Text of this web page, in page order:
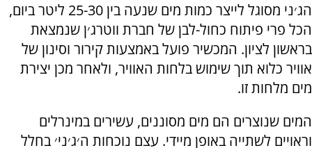
הג׳ני מסוגל לייצר כמות מים שנעה בין 25-30 ליטר ביום,
הכל פרי פיתוח כחול-לבן של חברת ווטרג׳ן שנמצאת
בראשון לציון. המכשיר פועל באמצעות קירור וסינון של
אוויר כלוא תוך שימוש בלחות האוויר, ולאחר מכן יצירת
מים מלחות זו.
המים שנוצרים הם מים מסוננים, עשירים במינרלים
וראויים לשתייה באופן מיידי. עצם נוכחות ה׳ג׳ני׳ בחלל